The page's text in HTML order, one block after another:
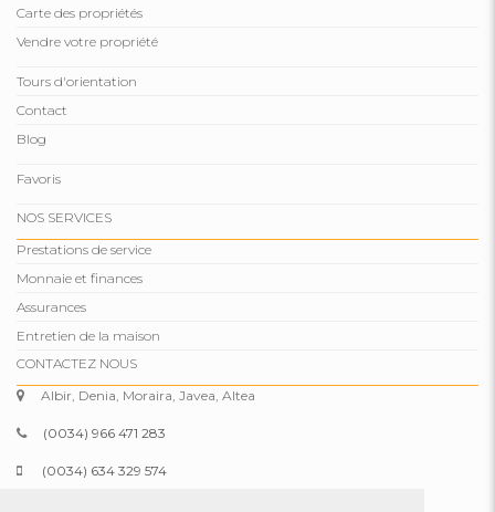
Carte des propriétés
Vendre votre propriété
Tours d'orientation
Contact
Blog
Favoris
NOS SERVICES
Prestations de service
Monnaie et finances
Assurances
Entretien de la maison
CONTACTEZ NOUS
Albir, Denia, Moraira, Javea, Altea
(0034) 966 471 283
(0034) 634 329 574